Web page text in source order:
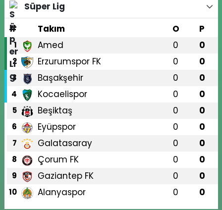
Süper Lig
#
Takım O P
1 Amed 0 0
2 Erzurumspor FK 0 0
3 Başakşehir 0 0
4 Kocaelispor 0 0
5 Beşiktaş 0 0
6 Eyüpspor 0 0
7 Galatasaray 0 0
8 Çorum FK 0 0
9 Gaziantep FK 0 0
10 Alanyaspor 0 0